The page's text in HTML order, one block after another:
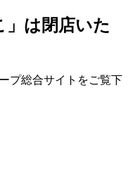
」は閉店いた
プ総合サイトをご覧下